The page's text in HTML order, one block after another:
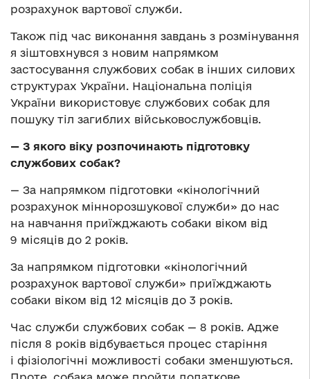
розрахунок вартової служби.
Також під час виконання завдань з розмінування
я зіштовхнувся з новим напрямком
застосування службових собак в інших силових
структурах України. Національна поліція
України використовує службових собак для
пошуку тіл загиблих військовослужбовців.
— З якого віку розпочинають підготовку
службових собак?
— За напрямком підготовки «кінологічний
розрахунок міннорозшукової служби» до нас
на навчання приїжджають собаки віком від
9 місяців до 2 років.
За напрямком підготовки «кінологічний
розрахунок вартової служби» приїжджають
собаки віком від 12 місяців до 3 років.
Час служби службових собак — 8 років. Адже
після 8 років відбувається процес старіння
і фізіологічні можливості собаки зменшуються.